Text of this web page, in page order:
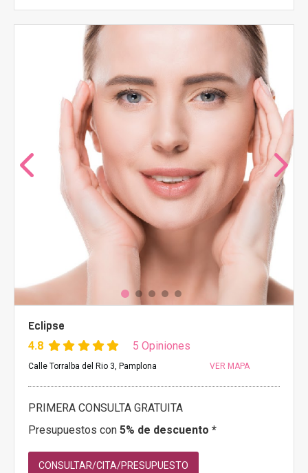
Eclipse
4.8 5 Opiniones
Calle Torralba del Rio 3, Pamplona VER MAPA
PRIMERA CONSULTA GRATUITA
Presupuestos con 5% de descuento *
CONSULTAR/CITA/PRESUPUESTO